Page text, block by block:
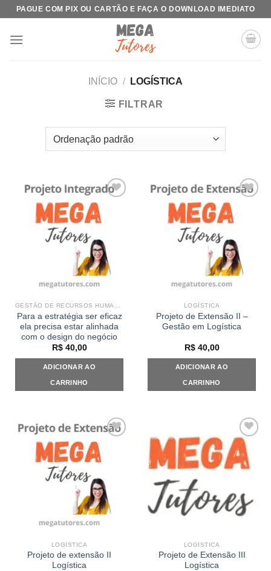
Skip
content
PAGUE COM PIX OU CARTÃO E FAÇA O DOWNLOAD IMEDIATO
INÍCIO / LOGÍSTICA
FILTRAR
Para a estratégia ser eficaz
ela precisa estar alinhada
com o design do negócio
R$40,00
ADICIONAR AO
CARRINHO
LOGÍSTICA
Projeto de Extensão II –
Gestão em Logística
R$40,00
ADICIONAR AO
CARRINHO
LOGÍSTICA
Projeto de extensão II
Logística
Add to
LOGÍSTICA
Projeto de Extensão III
Logística